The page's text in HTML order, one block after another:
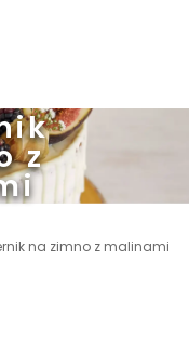
z
na zimno z malinami